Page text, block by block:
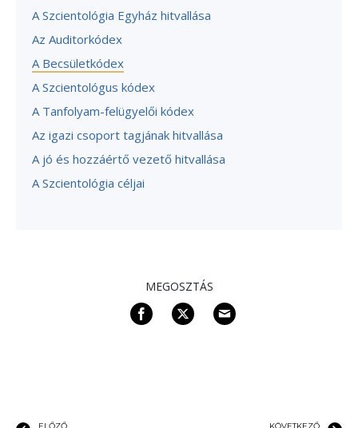
A Szcientológia Egyház hitvallása
Az Auditorkódex
A Becsületkódex
A Szcientológus kódex
A Tanfolyam-felügyelői kódex
Az igazi csoport tagjának hitvallása
A jó és hozzáértő vezető hitvallása
A Szcientológia céljai
MEGOSZTÁS
ELŐZŐ KÖVETKEZŐ